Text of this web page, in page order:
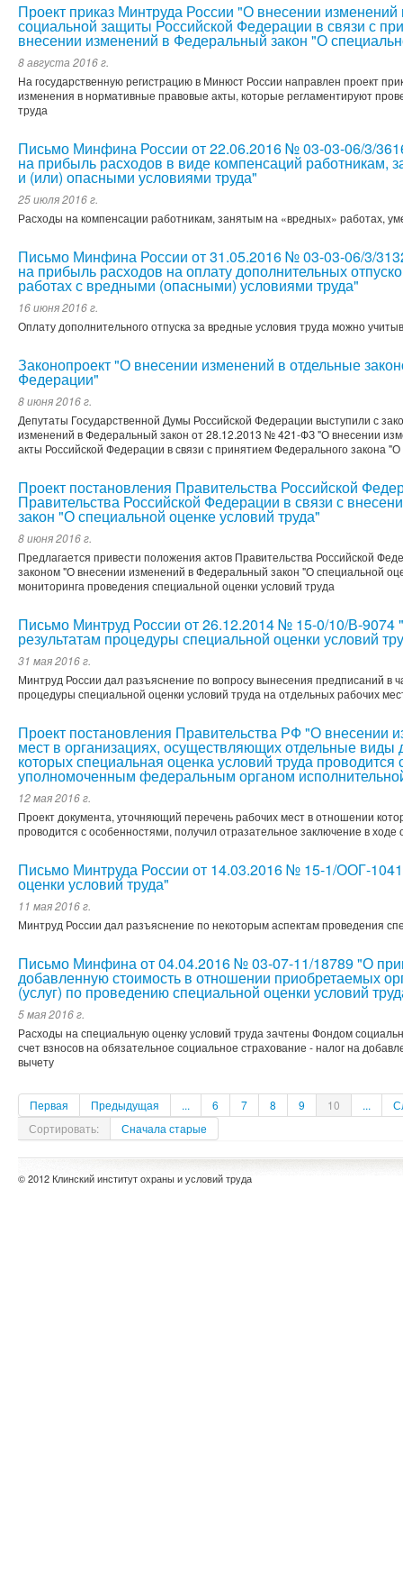
Проект приказ Минтруда России "О внесении
социальной защиты Российской Федерации в связи с
внесении изменений в Федеральный закон "О
8 августа 2016 г.
На государственную регистрацию в Минюст России направлен проект
изменения в нормативные правовые акты, которые регламентируют
труда
Письмо Минфина России от 22.06.2016 № 03-03-06/3/
на прибыль расходов в виде компенсаций работникам,
и (или) опасными условиями труда"
25 июля 2016 г.
Расходы на компенсации работникам, занятым на «вредных» работах,
Письмо Минфина России от 31.05.2016 № 03-03-06/3/
на прибыль расходов на оплату дополнительных
работах с вредными (опасными) условиями труда"
16 июня 2016 г.
Оплату дополнительного отпуска за вредные условия труда можно
Законопроект "О внесении изменений в отдельные
Федерации"
8 июня 2016 г.
Депутаты Государственной Думы Российской Федерации выступили с
изменений в Федеральный закон от 28.12.2013 № 421-ФЗ "О внесении
акты Российской Федерации в связи с принятием Федерального закона
Проект постановления Правительства Российской
Правительства Российской Федерации в связи с
закон "О специальной оценке условий труда"
8 июня 2016 г.
Предлагается привести положения актов Правительства Российской
законом "О внесении изменений в Федеральный закон "О специальной
мониторинга проведения специальной оценки условий труда
Письмо Минтруд России от 26.12.2014 № 15-0/10/В-
результатам процедуры специальной оценки условий
31 мая 2016 г.
Минтруд России дал разъяснение по вопросу вынесения предписаний в
процедуры специальной оценки условий труда на отдельных рабочих
Проект постановления Правительства РФ "О внесении
мест в организациях, осуществляющих отдельные виды
которых специальная оценка условий труда
уполномоченным федеральным органом
12 мая 2016 г.
Проект документа, уточняющий перечень рабочих мест в отношении
проводится с особенностями, получил отразательное заключение в ходе
Письмо Минтруда России от 14.03.2016 № 15-1/ООГ-
оценки условий труда"
11 мая 2016 г.
Минтруд России дал разъяснение по некоторым аспектам проведения
Письмо Минфина от 04.04.2016 № 03-07-11/18789 "О
добавленную стоимость в отношении приобретаемых
(услуг) по проведению специальной оценки условий
5 мая 2016 г.
Расходы на специальную оценку условий труда зачтены Фондом
счет взносов на обязательное социальное страхование - налог на
вычету
Первая Предыдущая ... 6 7 8 9 10 ...
Сортировать:
Сначала старые
© 2012 Клинский институт охраны и условий труда